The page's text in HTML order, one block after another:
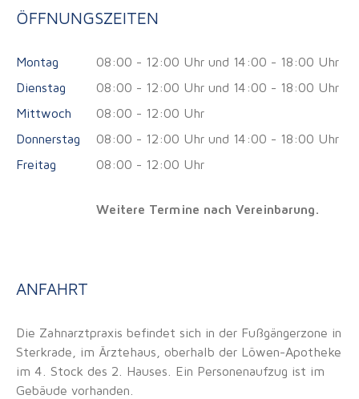
ÖFFNUNGSZEITEN
Montag
08:00 - 12:00 Uhr und 14:00 - 18:00 Uhr
Dienstag
08:00 - 12:00 Uhr und 14:00 - 18:00 Uhr
Mittwoch
08:00 - 12:00 Uhr
Donnerstag
08:00 - 12:00 Uhr und 14:00 - 18:00 Uhr
Freitag
08:00 - 12:00 Uhr
Weitere Termine nach Vereinbarung.
ANFAHRT
Die Zahnarztpraxis befindet sich in der Fußgängerzone in
Sterkrade, im Ärztehaus, oberhalb der Löwen-Apotheke
im 4. Stock des 2. Hauses. Ein Personenaufzug ist im
Gebäude vorhanden.